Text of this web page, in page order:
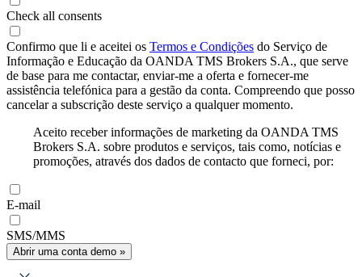
Check all consents
Confirmo que li e aceitei os Termos e Condições do Serviço de
Informação e Educação da OANDA TMS Brokers S.A., que serve
de base para me contactar, enviar-me a oferta e fornecer-me
assistência telefónica para a gestão da conta. Compreendo que posso
cancelar a subscrição deste serviço a qualquer momento.
Aceito receber informações de marketing da OANDA TMS
Brokers S.A. sobre produtos e serviços, tais como, notícias e
promoções, através dos dados de contacto que forneci, por:
E-mail
SMS/MMS
Abrir uma conta demo »